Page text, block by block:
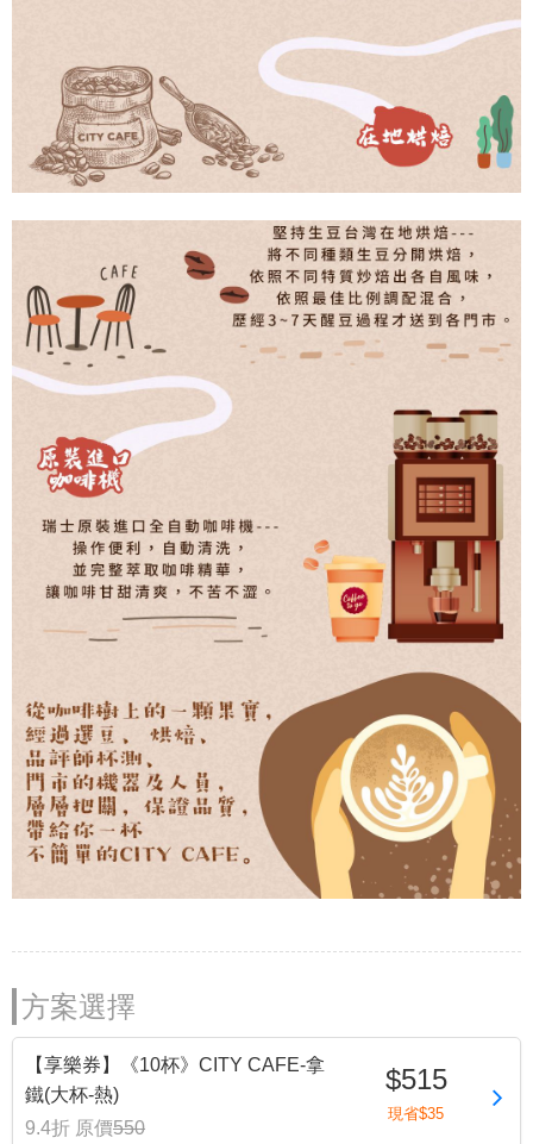
方案選擇
【享樂券】《10杯》CITY CAFE-拿
鐵(大杯-熱)
9.4折 原價550
$515
現省$35